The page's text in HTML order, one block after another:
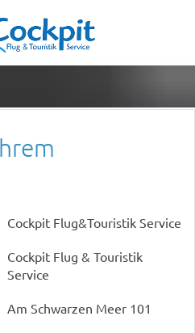
Cockpit Flug&Touristik Service
Cockpit Flug & Touristik
Service
Am Schwarzen Meer 101